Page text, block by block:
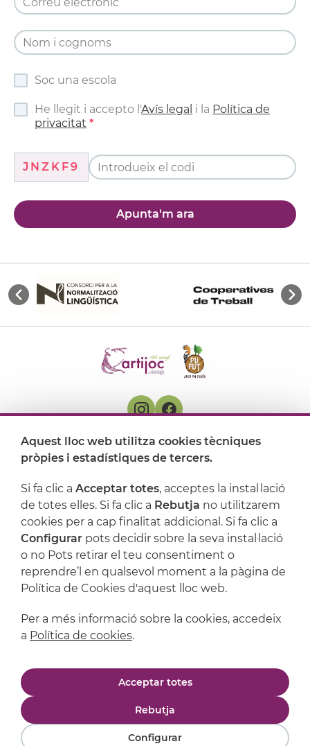
Soc una escola
He llegit i accepto l'Avís legal i la Política de
privacitat
JNZKF9
Apunta'm ara
On ens trobem
Suport
Política de privacitat
Aquest lloc web utilitza cookies tècniques
pròpies i estadístiques de tercers.
Si fa clic a Acceptar totes, acceptes la instal·lació
de totes elles. Si fa clic a Rebutja no utilitzarem
cookies per a cap finalitat addicional. Si fa clic a
Configurar pots decidir sobre la seva instal·lació
o no Pots retirar el teu consentiment o
reprendre’l en qualsevol moment a la pàgina de
Política de Cookies d'aquest lloc web.
Per a més informació sobre la cookies, accedeix
a Política de cookies.
Acceptar totes
Rebutja
Configurar